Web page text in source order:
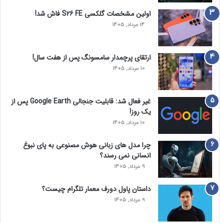
اولین مشخصات گلکسی S26 FE فاش شد!
14 مرداد, 1405
ارتقای پرچمدار سامسونگ پس از هفت سال!
10 مرداد, 1405
غیر فعال شد: قابلیت جنجالی Google Earth پس از
یک روز!
10 مرداد, 1405
چرا مدل‌ های زبانی هوش مصنوعی به پای نبوغ
انسانی نمی‌ رسند؟
9 مرداد, 1405
داستان پاول دورف معمار تلگرام چیست؟
9 مرداد, 1405